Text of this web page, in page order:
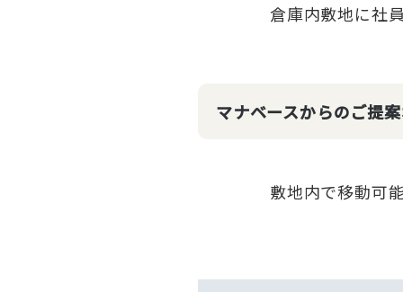
倉庫内敷地に社
マナベースからのご提
敷地内で移動可